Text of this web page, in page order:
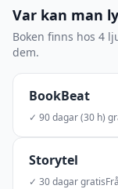
Var kan man
Boken finns hos 4
dem.
BookBeat
✓ 90 dagar (30 h)
Storytel
✓ 30 dagar gratis